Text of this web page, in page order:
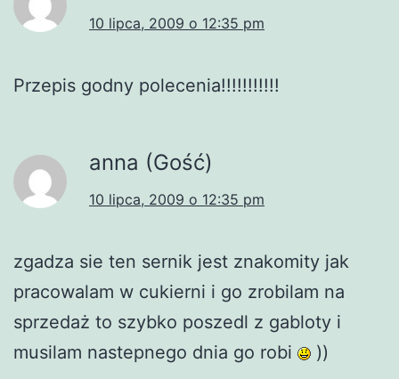
10 lipca, 2009 o 12:35 pm
Przepis godny polecenia!!!!!!!!!!!
anna (Gość)
10 lipca, 2009 o 12:35 pm
zgadza sie ten sernik jest znakomity jak
pracowalam w cukierni i go zrobilam na
sprzedaż to szybko poszedl z gabloty i
musilam nastepnego dnia go robi
))